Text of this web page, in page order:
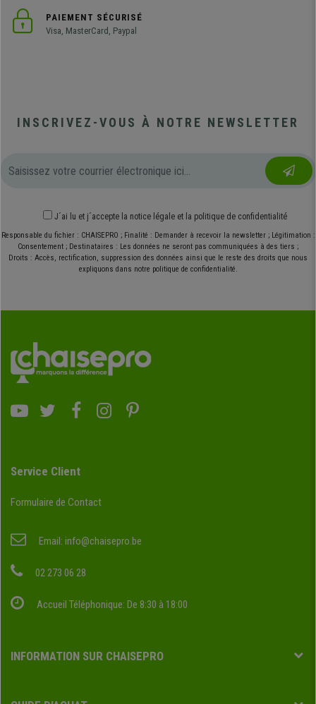
PAIEMENT SÉCURISÉ
Visa, MasterCard, Paypal
INSCRIVEZ-VOUS À NOTRE NEWSLETTER
J´ai lu et j´accepte la notice légale et la politique de confidentialité
Responsable du fichier : CHAISEPRO ; Finalité : Demander à recevoir la newsletter ; Légitimation :
Consentement ; Destinataires : Les données ne seront pas communiquées à des tiers ;
Droits : Accès, rectification, suppression des données ainsi que le reste des droits que nous
expliquons dans notre politique de confidentialité.
Service Client
Formulaire de Contact
Email: info@chaisepro.be
02 273 06 28
Accueil Téléphonique: De 8:30 à 18:00
INFORMATION SUR CHAISEPRO